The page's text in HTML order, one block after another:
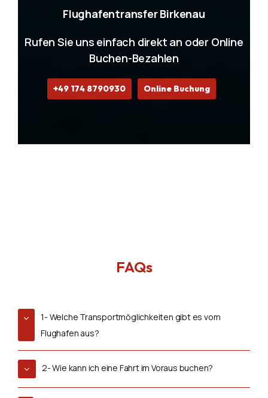
Flughafentransfer Birkenau
Rufen Sie uns einfach direkt an oder Online
Buchen-Bezahlen
+49 174 8790930 Online Buchung
FAQs
1- Welche Transportmöglichkeiten gibt es vom
Flughafen aus?
2- Wie kann ich eine Fahrt im Voraus buchen?